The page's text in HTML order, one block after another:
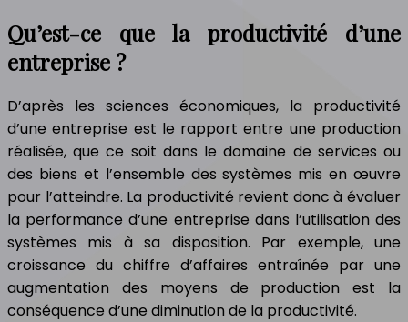
Qu’est-ce que la productivité d’une
entreprise ?
D’après les sciences économiques, la productivité
d’une entreprise est le rapport entre une production
réalisée, que ce soit dans le domaine de services ou
des biens et l’ensemble des systèmes mis en œuvre
pour l’atteindre. La productivité revient donc à évaluer
la performance d’une entreprise dans l’utilisation des
systèmes mis à sa disposition. Par exemple, une
croissance du chiffre d’affaires entraînée par une
augmentation des moyens de production est la
conséquence d’une diminution de la productivité.